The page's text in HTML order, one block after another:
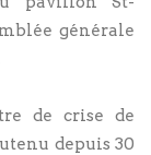
générale
de crise de
depuis 30